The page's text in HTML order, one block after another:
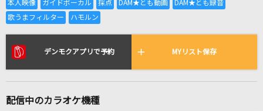
全国りれき
リアルタイムで歌われている曲の一覧
シャルル
ハルカ
デンモクアプリで予約 MYリスト保存
配信中のカラオケ機種